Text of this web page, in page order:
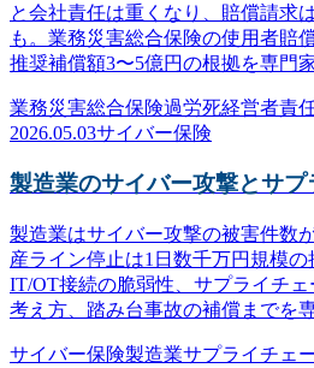
と会社責任は重くなり、賠償請求
も。業務災害総合保険の使用者賠
推奨補償額3〜5億円の根拠を専門
業務災害総合保険過労死経営者責
2026.05.03サイバー保険
製造業のサイバー攻撃とサ
製造業はサイバー攻撃の被害件数
産ライン停止は1日数千万円規模の
IT/OT接続の脆弱性、サプライチ
考え方、踏み台事故の補償までを
サイバー保険製造業サプライチェ